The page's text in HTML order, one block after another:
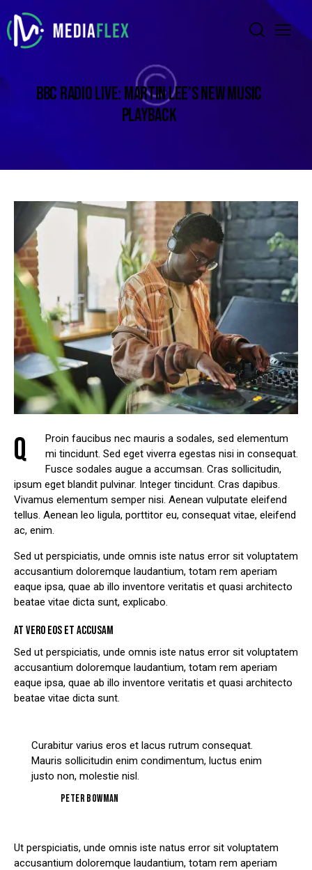
BBC RADIO LIVE: MARTIN LEE’S NEW MUSIC
PLAYBACK
Q
Proin faucibus nec mauris a sodales, sed elementum
mi tincidunt. Sed eget viverra egestas nisi in consequat.
Fusce sodales augue a accumsan. Cras sollicitudin,
ipsum eget blandit pulvinar. Integer tincidunt. Cras dapibus.
Vivamus elementum semper nisi. Aenean vulputate eleifend
tellus. Aenean leo ligula, porttitor eu, consequat vitae, eleifend
ac, enim.
Sed ut perspiciatis, unde omnis iste natus error sit voluptatem
accusantium doloremque laudantium, totam rem aperiam
eaque ipsa, quae ab illo inventore veritatis et quasi architecto
beatae vitae dicta sunt, explicabo.
AT VERO EOS ET ACCUSAM
Sed ut perspiciatis, unde omnis iste natus error sit voluptatem
accusantium doloremque laudantium, totam rem aperiam
eaque ipsa, quae ab illo inventore veritatis et quasi architecto
beatae vitae dicta sunt.
Curabitur varius eros et lacus rutrum consequat.
Mauris sollicitudin enim condimentum, luctus enim
justo non, molestie nisl.
Peter Bowman
Ut perspiciatis, unde omnis iste natus error sit voluptatem
accusantium doloremque laudantium, totam rem aperiam